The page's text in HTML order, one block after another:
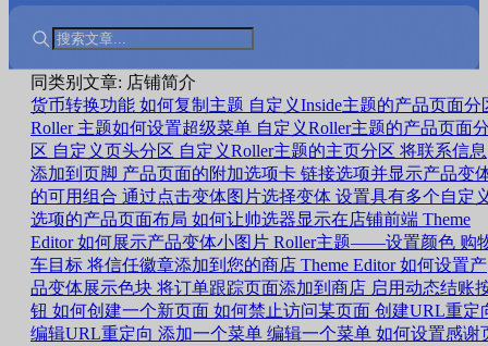
同类别文章: 店铺简介
货币转换功能 如何复制主题 自定义Inside主题的产品页面分
Roller 主题如何设置超级菜单 自定义Roller主题的产品页面
区 自定义页头分区 自定义Roller主题的主页分区 将联系信息
添加到页脚 产品页面的附加选项卡 链接选项并显示产品变
的可用组合 通过点击变体图片选择变体 设置具有多个自定
选项的产品页面布局 如何让帅选器显示在店铺前端 Theme
Editor 如何展示产品变体小图片 Roller主题——设置颜色 购
车目标 将信任徽章添加到您的商店 Theme Editor 如何设置产
品变体展示色块 将订单跟踪页面添加到商店 启用动态结账
钮 如何创建一个新页面 如何禁止访问某页面 创建URL重定
编辑URL重定向 添加一个菜单 编辑一个菜单 如何设置感谢